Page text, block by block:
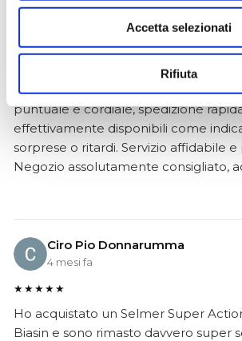
Accetta selezionati
Rifiuta
Simone Gasparoni
Ottima esperienza d’acquisto.
puntuale e cordiale, spedizione
effettivamente disponibili come
sorprese o ritardi. Servizio affidabile e
Negozio assolutamente consigliato,
Ciro Pio Donnarumma
4 mesi fa
★★★★★
Ho acquistato un Selmer Super
Biasin e sono rimasto davvero super